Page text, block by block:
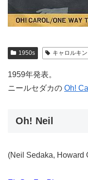
1950s キャロルキ
1959年発表。
ニールセダカの Oh!
Oh! Neil
(Neil Sedaka, Howard